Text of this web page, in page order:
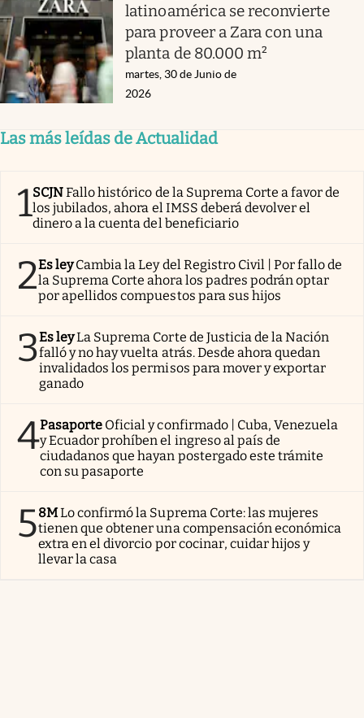
latinoamérica se reconvierte
para proveer a Zara con una
planta de 80.000 m²
martes, 30 de Junio de
2026
Las más leídas de Actualidad
1SCJNFallo histórico de la Suprema Corte a favor de
los jubilados, ahora el IMSS deberá devolver el
dinero a la cuenta del beneficiario
2Es ley Cambia la Ley del Registro Civil | Por fallo de
la Suprema Corte ahora los padres podrán optar
por apellidos compuestos para sus hijos
3Es leyLa Suprema Corte de Justicia de la Nación
falló y no hay vuelta atrás. Desde ahora quedan
invalidados los permisos para mover y exportar
ganado
4Pasaporte Oficial y confirmado | Cuba, Venezuela
y Ecuador prohíben el ingreso al país de
ciudadanos que hayan postergado este trámite
con su pasaporte
58MLo confirmó la Suprema Corte: las mujeres
tienen que obtener una compensación económica
extra en el divorcio por cocinar, cuidar hijos y
llevar la casa